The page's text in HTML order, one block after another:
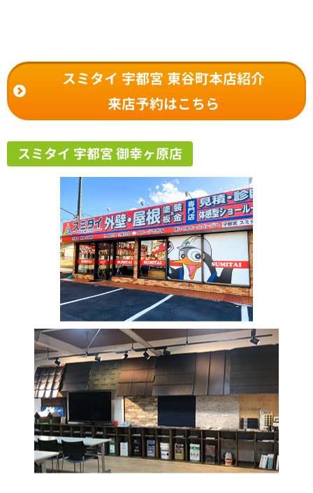
スミタイ 宇都宮 東谷町本店紹介
来店予約はこちら
スミタイ 宇都宮 御幸ヶ原店